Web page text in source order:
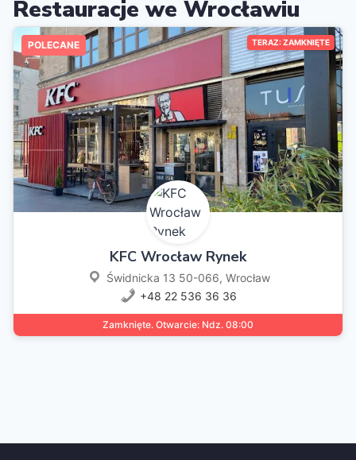
Restauracje we Wrocławiu
POLECANE TERAZ: ZAMKNIĘTE
KFC Wrocław Rynek
Świdnicka 13 50-066, Wrocław
+48 22 536 36 36
Zamknięte. Otwarcie: Ndz. 08:00